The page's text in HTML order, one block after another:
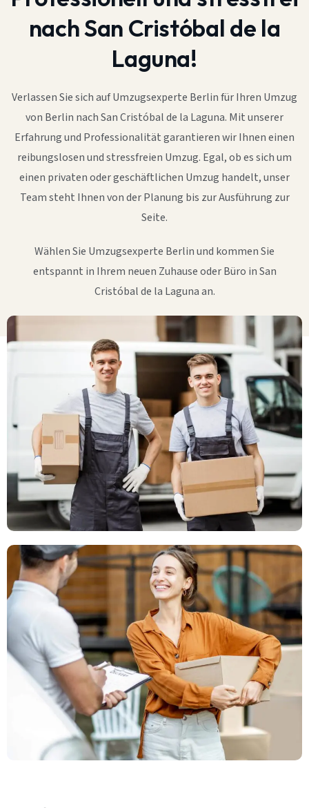
nach San Cristóbal de la
Laguna!
Verlassen Sie sich auf Umzugsexperte Berlin für Ihren Umzug
von Berlin nach San Cristóbal de la Laguna. Mit unserer
Erfahrung und Professionalität garantieren wir Ihnen einen
reibungslosen und stressfreien Umzug. Egal, ob es sich um
einen privaten oder geschäftlichen Umzug handelt, unser
Team steht Ihnen von der Planung bis zur Ausführung zur
Seite.
Wählen Sie Umzugsexperte Berlin und kommen Sie
entspannt in Ihrem neuen Zuhause oder Büro in San
Cristóbal de la Laguna an.